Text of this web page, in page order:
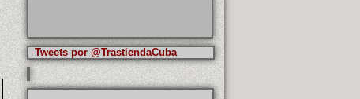
Tweets por @TrastiendaCuba